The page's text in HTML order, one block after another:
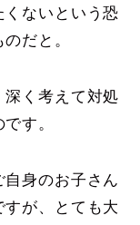
くないという恐
だと。
く考えて対処
す。
身のお子さん
が、とても大